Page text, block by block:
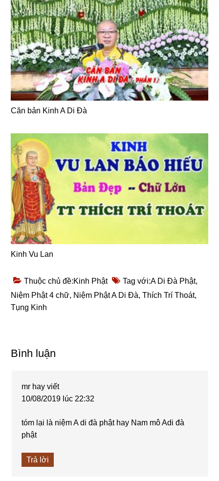
Căn bản Kinh A Di Đà
Kinh Vu Lan
Thuộc chủ đề:Kinh Phật Tag với:A Di Đà Phật,
Niệm Phật 4 chữ, Niệm Phật A Di Đà,Thích Trí Thoát,
Tụng Kinh
Reader
Bình luận
mr hay viết
10/08/2019 lúc 22:32
tóm lại là niệm A di đà phật hay Nam mô Adi đà
phật
Trả lời